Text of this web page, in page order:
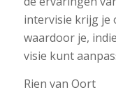
intervisie krijg je
waardoor je,
visie kunt
Rien van Oort